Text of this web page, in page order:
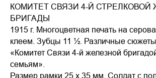
КОМИТЕТ СВЯЗИ 4-Й СТРЕЛКОВОЙ
БРИГАДЫ
1915 г. Многоцветная печать на
клеем. Зубцы 11 ½. Различные
«Комитет Связи 4-й железной
семьям».
Размер рамки 25 х 35 мм. Солдат с